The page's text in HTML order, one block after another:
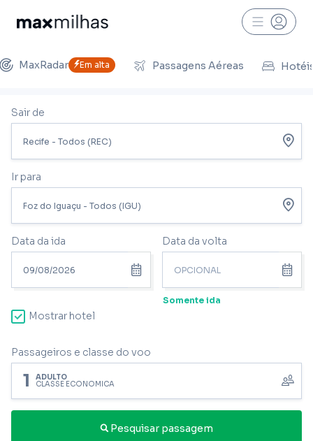
MaxRadar Em alta Passagens Aéreas
Sair de
Ir para
Data da ida Data da volta
Somente ida
Mostrar hotel
Passageiros e classe do voo
1 ADULTO
CLASSE ECONÔMICA
Pesquisar passagem